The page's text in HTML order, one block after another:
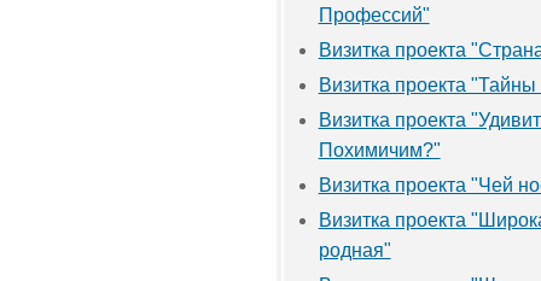
Профессий"
Визитка проекта
Визитка проекта "Тайны
Визитка проекта
Похимичим?"
Визитка проекта "Чей
Визитка проекта
родная"